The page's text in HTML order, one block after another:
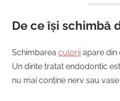
De ce își schimbă
Schimbarea culorii apare din
Un dinte tratat endodontic
nu mai conține nerv sau